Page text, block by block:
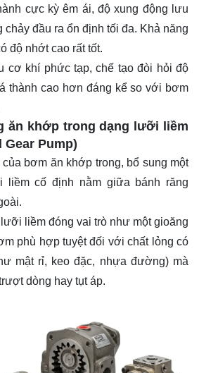
cực kỳ êm ái, độ xung động lưu
chảy đầu ra ổn định tối đa. Khả năng
độ nhớt cao rất tốt.
cơ khí phức tạp, chế tạo đòi hỏi độ
thành cao hơn đáng kể so với bơm
ăn khớp trong dạng lưỡi liềm
Gear Pump)
bơm ăn khớp trong, bổ sung một
liềm cố định nằm giữa bánh răng
liềm đóng vai trò như một gioăng
phù hợp tuyệt đối với chất lỏng có
mật rỉ, keo đặc, nhựa đường) mà
dòng hay tụt áp.